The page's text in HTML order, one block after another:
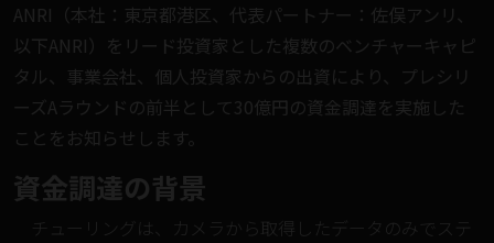
ANRI（本社：東京都港区、代表パートナー：佐俣アンリ、
以下ANRI）をリード投資家とした複数のベンチャーキャピ
タル、事業会社、個人投資家からの出資により、プレシリ
ーズAラウンドの前半として30億円の資金調達を実施した
ことをお知らせします。
資金調達の背景
チューリングは、カメラから取得したデータのみでステ